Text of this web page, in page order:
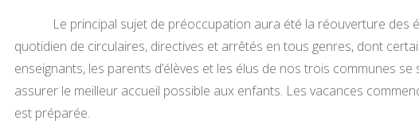
Le principal sujet de préoccupation aura été la réouverture des
quotidien de circulaires, directives et arrêtés en tous genres, dont
enseignants, les parents d’élèves et les élus de nos trois communes
assurer le meilleur accueil possible aux enfants. Les vacances
est préparée.